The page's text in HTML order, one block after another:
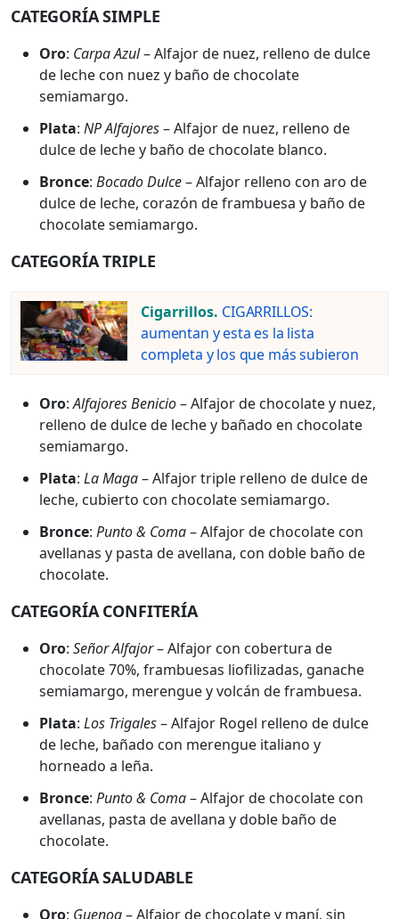
CATEGORÍA SIMPLE
Oro: Carpa Azul– Alfajor de nuez, relleno de dulce
de leche con nuez y baño de chocolate
semiamargo.
Plata: NP Alfajores– Alfajor de nuez, relleno de
dulce de leche y baño de chocolate blanco.
Bronce: Bocado Dulce– Alfajor relleno con aro de
dulce de leche, corazón de frambuesa y baño de
chocolate semiamargo.
CATEGORÍA TRIPLE
Cigarrillos. CIGARRILLOS:
aumentan y esta es la lista
completa y los que más subieron
Oro:Alfajores Benicio– Alfajor de chocolate y nuez,
relleno de dulce de leche y bañado en chocolate
semiamargo.
Plata: La Maga– Alfajor triple relleno de dulce de
leche, cubierto con chocolate semiamargo.
Bronce: Punto & Coma– Alfajor de chocolate con
avellanas y pasta de avellana, con doble baño de
chocolate.
CATEGORÍA CONFITERÍA
Oro: Señor Alfajor– Alfajor con cobertura de
chocolate 70%, frambuesas liofilizadas, ganache
semiamargo, merengue y volcán de frambuesa.
Plata: Los Trigales– Alfajor Rogel relleno de dulce
de leche, bañado con merengue italiano y
horneado a leña.
Bronce: Punto & Coma– Alfajor de chocolate con
avellanas, pasta de avellana y doble baño de
chocolate.
CATEGORÍA SALUDABLE
Oro: Guenoa– Alfajor de chocolate y maní, sin